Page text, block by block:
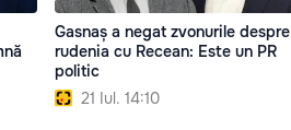
Gasnaș a negat zvonurile despre
rudenia cu Recean: Este un PR
politic
21 Iul. 14:10